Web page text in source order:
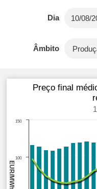
Dia
Âmbito
EUR/MWh
Preço final
100
150